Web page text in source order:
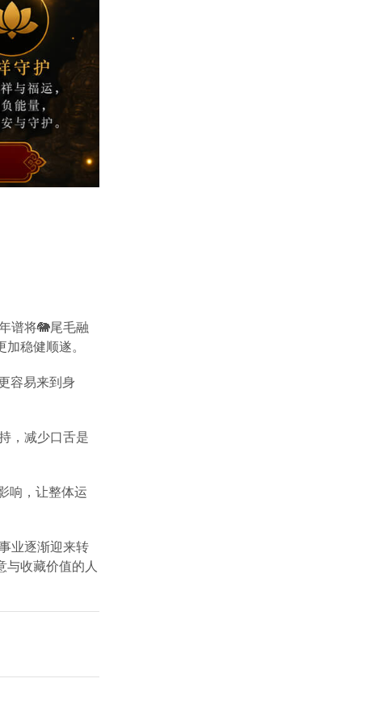
谱将🐘尾毛融
稳健顺遂。
容易来到身
，减少口舌是
响，让整体运
业逐渐迎来转
收藏价值的人